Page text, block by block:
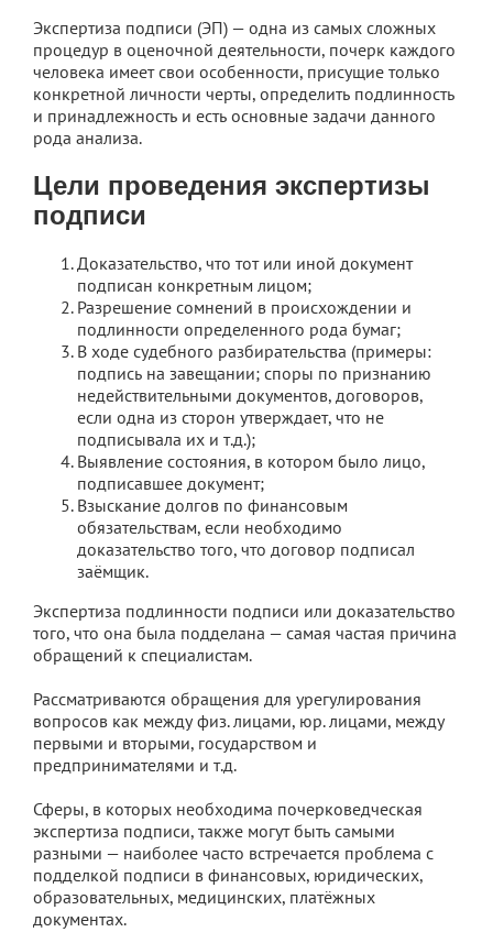
Экспертиза подписи (ЭП) — одна из самых сложных
процедур в оценочной деятельности, почерк каждого
человека имеет свои особенности, присущие только
конкретной личности черты, определить подлинность
и принадлежность и есть основные задачи данного
рода анализа.
Цели проведения экспертизы
подписи
Доказательство, что тот или иной документ
подписан конкретным лицом;
Разрешение сомнений в происхождении и
подлинности определенного рода бумаг;
В ходе судебного разбирательства (примеры:
подпись на завещании; споры по признанию
недействительными документов, договоров,
если одна из сторон утверждает, что не
подписывала их и т.д.);
Выявление состояния, в котором было лицо,
подписавшее документ;
Взыскание долгов по финансовым
обязательствам, если необходимо
доказательство того, что договор подписал
заёмщик.
Экспертиза подлинности подписи или доказательство
того, что она была подделана — самая частая причина
обращений к специалистам.
Рассматриваются обращения для урегулирования
вопросов как между физ. лицами, юр. лицами, между
первыми и вторыми, государством и
предпринимателями и т.д.
Сферы, в которых необходима почерковедческая
экспертиза подписи, также могут быть самыми
разными — наиболее часто встречается проблема с
подделкой подписи в финансовых, юридических,
образовательных, медицинских, платёжных
документах.